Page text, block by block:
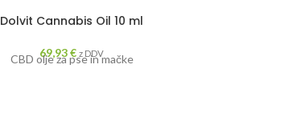
Dolvit Cannabis Oil 10 ml
69,93€ z DDV
CBD olje za pse in mačke